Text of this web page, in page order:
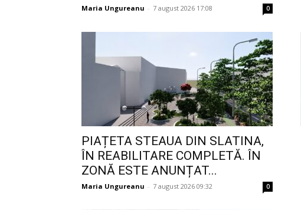
Maria Ungureanu - 7 august 2026 17:08 0
PIAȚETA STEAUA DIN SLATINA,
ÎN REABILITARE COMPLETĂ. ÎN
ZONĂ ESTE ANUNȚAT...
Maria Ungureanu - 7 august 2026 09:32 0